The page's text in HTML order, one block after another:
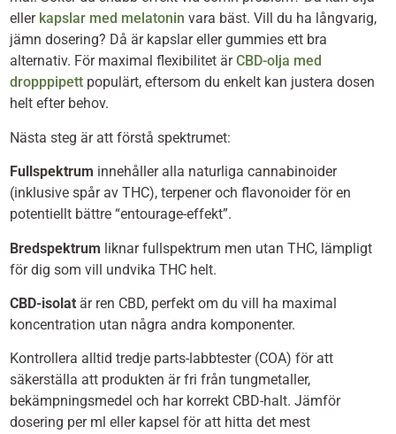
eller kapslar med melatonin vara bäst. Vill du ha långvarig,
jämn dosering? Då är kapslar eller gummies ett bra
alternativ. För maximal flexibilitet ärCBD-olja med
dropppipett populärt, eftersom du enkelt kan justera dosen
helt efter behov.
Nästa steg är att förstå spektrumet:
Fullspektrum innehåller alla naturliga cannabinoider
(inklusive spår av THC), terpener och flavonoider för en
potentiellt bättre “entourage-effekt”.
Bredspektrum liknar fullspektrum men utan THC, lämpligt
för dig som vill undvika THC helt.
CBD-isolat är ren CBD, perfekt om du vill ha maximal
koncentration utan några andra komponenter.
Kontrollera alltid tredje parts-labbtester (COA) för att
säkerställa att produkten är fri från tungmetaller,
bekämpningsmedel och har korrekt CBD-halt. Jämför
dosering per ml eller kapsel för att hitta det mest